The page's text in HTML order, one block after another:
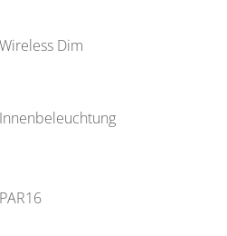
Wireless Dim
Innenbeleuchtung
PAR16